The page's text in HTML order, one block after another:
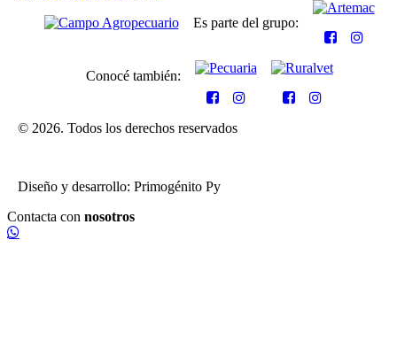
Es parte del grupo:
Conocé también:
© 2026. Todos los derechos reservados
Diseño y desarrollo: Primogénito Py
Contacta con nosotros